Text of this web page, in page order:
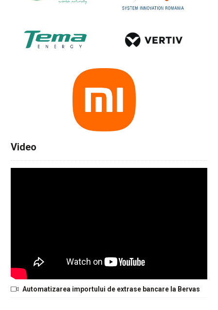
Video
Automatizarea importului de extrase bancare la Bervas